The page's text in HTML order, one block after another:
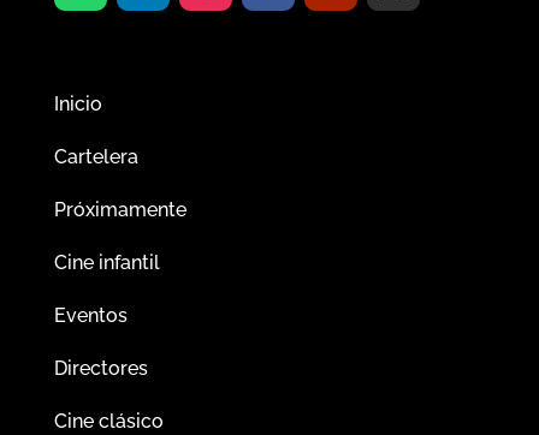
Inicio
Cartelera
Próximamente
Cine infantil
Eventos
Directores
Cine clásico